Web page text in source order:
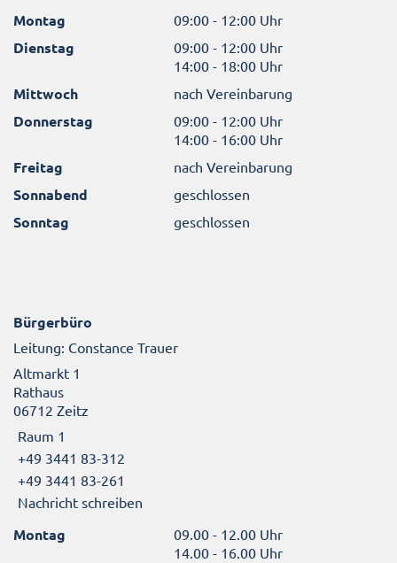
Montag 09:00 - 12:00 Uhr
Dienstag
09:00 - 12:00 Uhr
14:00 - 18:00 Uhr
Mittwoch nach Vereinbarung
Donnerstag
09:00 - 12:00 Uhr
14:00 - 16:00 Uhr
Freitag nach Vereinbarung
Sonnabend geschlossen
Sonntag geschlossen
Bürgerbüro
Leitung: Constance Trauer
Altmarkt 1
Rathaus
06712 Zeitz
Raum 1
+49 3441 83-312
+49 3441 83-261
Nachricht schreiben
Montag
09.00 - 12.00 Uhr
14.00 - 16.00 Uhr